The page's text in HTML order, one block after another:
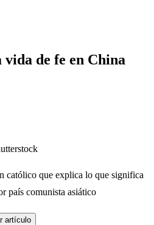
vida de fe en China
católico que explica lo que significa
país comunista asiático
artículo